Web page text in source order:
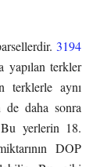
3194
yapılan terkler
terklerle aynı
de daha sonra
Bu yerlerin 18.
DOP